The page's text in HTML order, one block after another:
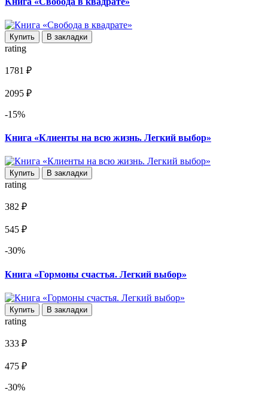
Купить В закладки
rating
1781 ₽
2095 ₽
-15%
Книга «Клиенты на всю жизнь. Легкий выбор»
Купить В закладки
rating
382 ₽
545 ₽
-30%
Книга «Гормоны счастья. Легкий выбор»
Купить В закладки
rating
333 ₽
475 ₽
-30%